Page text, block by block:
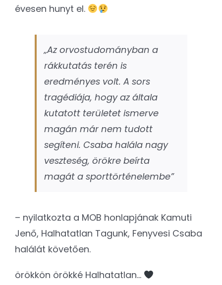
évesen hunyt el.
„Az orvostudományban a
rákkutatás terén is
eredményes volt. A sors
tragédiája, hogy az általa
kutatott területet ismerve
magán már nem tudott
segíteni. Csaba halála nagy
veszteség, örökre beírta
magát a sporttörténelembe”
– nyilatkozta a MOB honlapjának Kamuti
Jenő, Halhatatlan Tagunk, Fenyvesi Csaba
halálát követően.
örökkön örökké Halhatatlan…